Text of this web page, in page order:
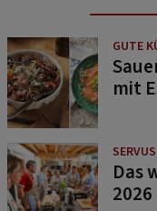
GUTE
mit
Das
2026